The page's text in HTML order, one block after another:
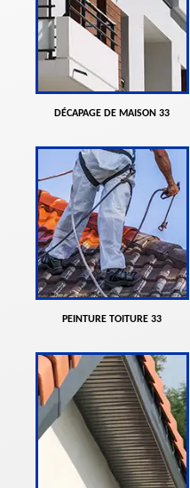
DÉCAPAGE DE MAISON 33
PEINTURE TOITURE 33